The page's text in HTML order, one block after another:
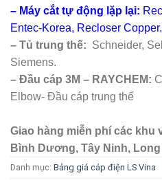
– Máy cắt tự động lặp lại:
Entec-Korea, Recloser Copper.
– Tủ trung thế: Schneider,
Siemens.
– Đầu cáp 3M – RAYCHEM:
Elbow- Đầu cáp trung thế
Giao hàng miễn phí các khu
Bình Dương, Tây Ninh, Long
Danh mục: Bảng giá cáp điện LS Vina